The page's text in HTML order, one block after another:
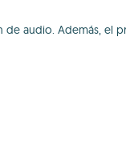
audio. Además, el